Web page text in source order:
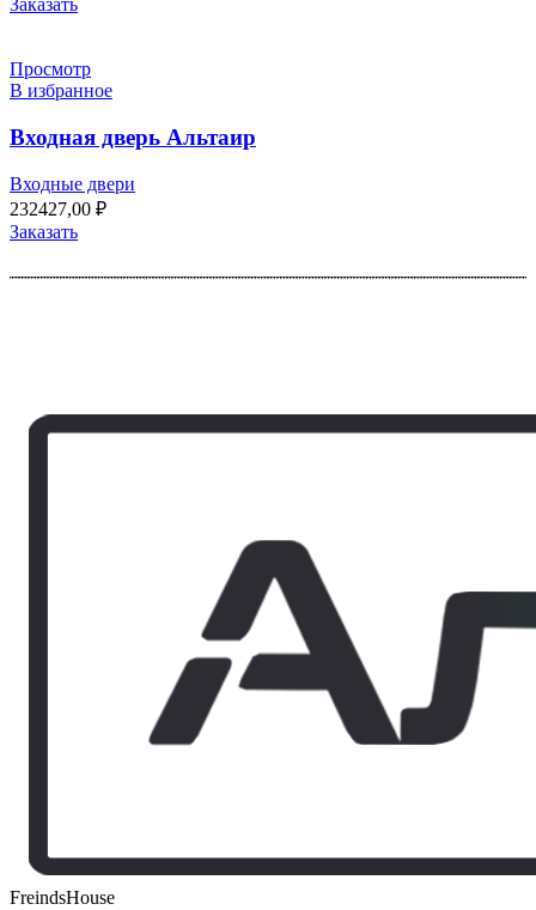
Заказать
Просмотр
В избранное
Входная дверь Альтаир
Входные двери
232427,00 ₽
Заказать
FreindsHouse